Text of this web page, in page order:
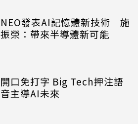
NEO發表AI記憶體新技術 施
振榮：帶來半導體新可能
開口免打字 Big Tech押注語
音主導AI未來